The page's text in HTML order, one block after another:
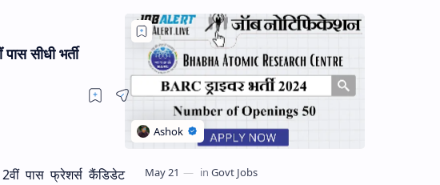
सीधी भर्ती
पास फ्रेशर्स कैंडिडेट